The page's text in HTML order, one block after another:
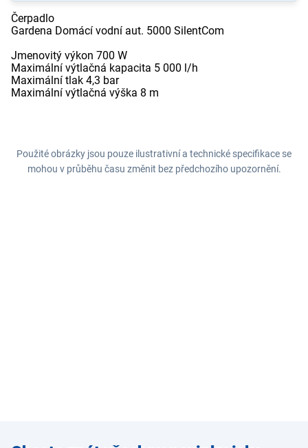
Čerpadlo
Gardena Domácí vodní aut. 5000 SilentCom
Jmenovitý výkon 700 W
Maximální výtlačná kapacita 5 000 l/h
Maximální tlak 4,3 bar
Maximální výtlačná výška 8 m
Použité obrázky jsou pouze ilustrativní a technické specifikace se
mohou v průběhu času změnit bez předchozího upozornění.